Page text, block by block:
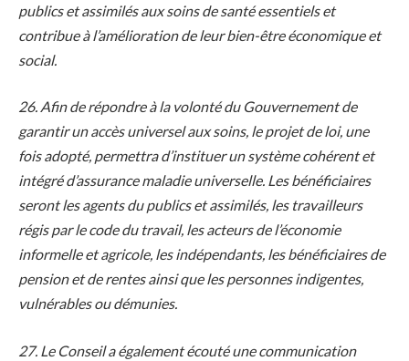
publics et assimilés aux soins de santé essentiels et
contribue à l’amélioration de leur bien-être économique et
social.
26. Afin de répondre à la volonté du Gouvernement de
garantir un accès universel aux soins, le projet de loi, une
fois adopté, permettra d’instituer un système cohérent et
intégré d’assurance maladie universelle. Les bénéficiaires
seront les agents du publics et assimilés, les travailleurs
régis par le code du travail, les acteurs de l’économie
informelle et agricole, les indépendants, les bénéficiaires de
pension et de rentes ainsi que les personnes indigentes,
vulnérables ou démunies.
27. Le Conseil a également écouté une communication